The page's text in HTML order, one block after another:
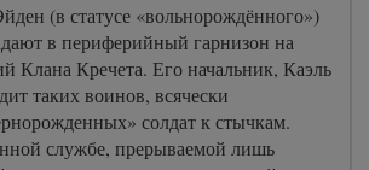
(в статусе «вольнорождённого»)
в периферийный гарнизон на
Клана Кречета. Его начальник, Каэль
таких воинов, всячески
солдат к стычкам.
службе, прерываемой лишь